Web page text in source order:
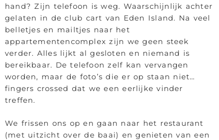
hand? Zijn telefoon is weg. Waarschijnlijk achter
gelaten in de club cart van Eden Island. Na veel
belletjes en mailtjes naar het
appartementencomplex zijn we geen steek
verder. Alles lijkt al gesloten en niemand is
bereikbaar. De telefoon zelf kan vervangen
worden, maar de foto’s die er op staan niet…
fingers crossed dat we een eerlijke vinder
treffen.
We frissen ons op en gaan naar het restaurant
(met uitzicht over de baai) en genieten van een